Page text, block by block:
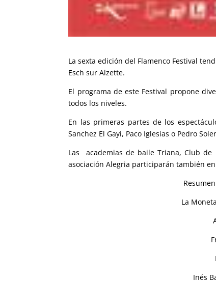
La sexta edición del Flamenco Festival
Esch sur Alzette.
El programa de este Festival propone
todos los niveles.
En las primeras partes de los
Sanchez El Gayi, Paco Iglesias o Pedro
Las academias de baile Triana, Club de
asociación Alegria participarán también
La
Inés